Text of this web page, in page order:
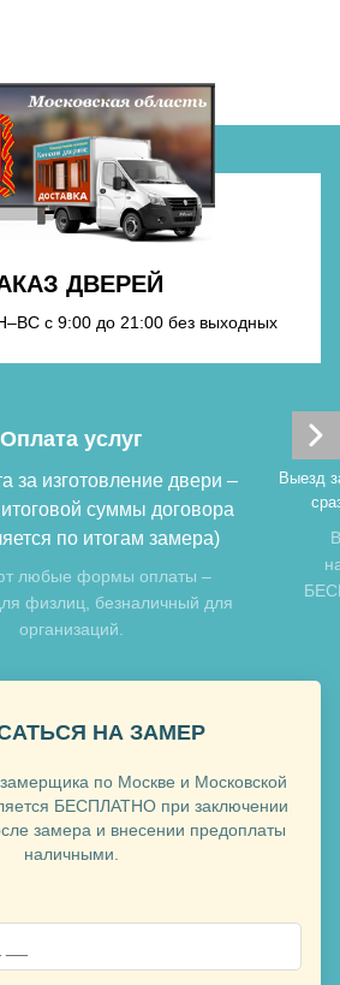
Хочу такую
ДВЕРЕЙ
с 9:00 до 21:00 без выходных
Оплата услуг
за изготовление двери –
суммы договора
по итогам замера)
любые формы оплаты –
физлиц, безналичный для
организаций.
Выезд
НА ЗАМЕР
по Москве и Московской
БЕСПЛАТНО при заключении
замера и внесении предоплаты
наличными.